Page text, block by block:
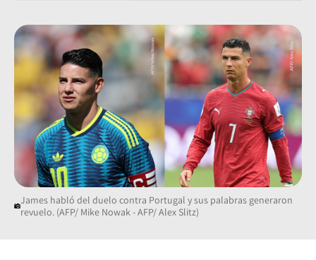
James habló del duelo contra Portugal y sus palabras generaron
revuelo. (AFP/ Mike Nowak - AFP/ Alex Slitz)